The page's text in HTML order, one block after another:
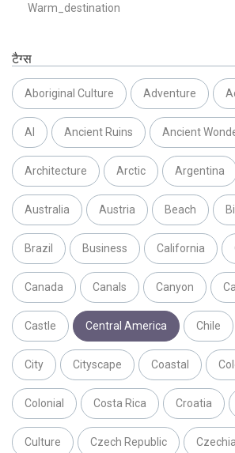
Warm_destination
टैग्स
Aboriginal Culture Adventure
AI Ancient Ruins Ancient
Architecture Arctic Argentina
Australia Austria Beach
Brazil Business California
Canada Canals Canyon
Castle Central America Chile
City Cityscape Coastal
Colonial Costa Rica Croatia
Culture Czech Republic Czechia